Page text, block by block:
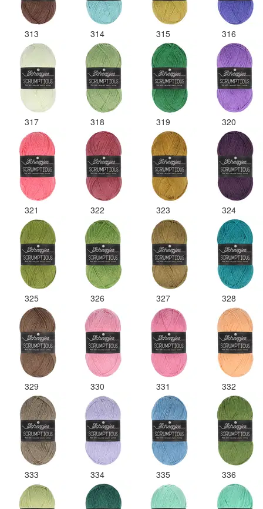
313 314 315 316
317 318 319 320
321 322 323 324
325 326 327 328
329 330 331 332
333 334 335 336